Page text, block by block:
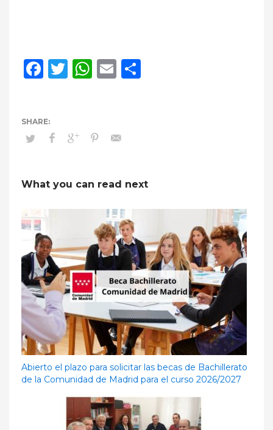
Facebook
Twitter
WhatsApp
Email
What you can read next
Abierto el plazo para solicitar las becas de Bachillerato
de la Comunidad de Madrid para el curso 2026/2027